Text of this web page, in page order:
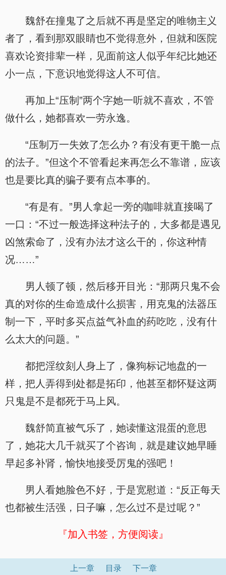
魏舒在撞鬼了之后就不再是坚定的唯物主义
者了，看到那双眼睛也不觉得意外，但就和医院
喜欢论资排辈一样，见面前这人似乎年纪比她还
小一点，下意识地觉得这人不可信。
再加上“压制”两个字她一听就不喜欢，不管
做什么，她都喜欢一劳永逸。
“压制万一失效了怎么办？有没有更干脆一点
的法子。”但这个不管看起来再怎么不靠谱，应该
也是要比真的骗子要有点本事的。
“有是有。”男人拿起一旁的咖啡就直接喝了
一口：“不过一般选择这种法子的，大多都是遇见
凶煞索命了，没有办法才这么干的，你这种情
况……”
男人顿了顿，然后移开目光：“那两只鬼不会
真的对你的生命造成什么损害，用克鬼的法器压
制一下，平时多买点益气补血的药吃吃，没有什
么太大的问题。”
都把淫纹刻人身上了，像狗标记地盘的一
样，把人弄得到处都是拓印，他甚至都怀疑这两
只鬼是不是都死于马上风。
魏舒简直被气乐了，她读懂这混蛋的意思
了，她花大几千就买了个咨询，就是建议她早睡
早起多补肾，愉快地接受厉鬼的强吧！
男人看她脸色不好，于是宽慰道：“反正每天
也都被生活强，日子嘛，怎么过不是过呢？”
『加入书签，方便阅读』
上一章 目录 下一章